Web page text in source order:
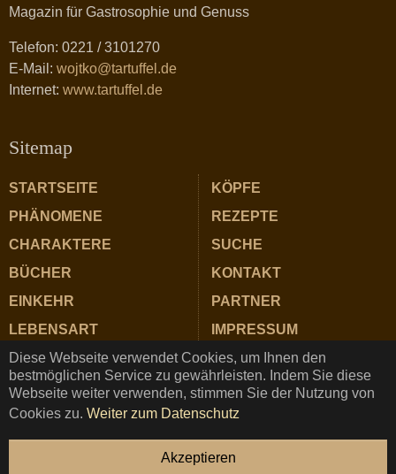
Diese Webseite verwendet Cookies, um Ihnen den
bestmöglichen Service zu gewährleisten. Indem Sie diese
Webseite weiter verwenden, stimmen Sie der Nutzung von
Cookies zu. Weiter zum Datenschutz
Akzeptieren
Magazin für Gastrosophie und Genuss
Telefon: 0221 / 3101270
E-Mail: wojtko@tartuffel.de
Internet: www.tartuffel.de
Sitemap
STARTSEITE
PHÄNOMENE
CHARAKTERE
BÜCHER
EINKEHR
LEBENSART
ZUTATEN
KÖPFE
REZEPTE
SUCHE
KONTAKT
PARTNER
IMPRESSUM
DATENSCHUTZ
TARTUFFEL © Copyright 2025 ★ Magazin für Gastrosophie